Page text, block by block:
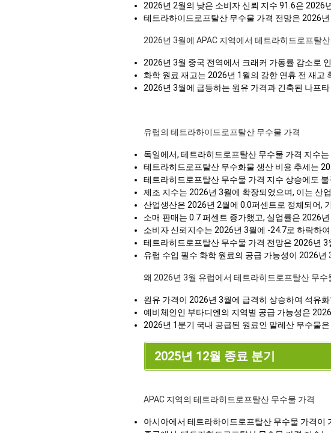
2026년 2월의 낮은 소비자 신뢰 지수 91.6은 2026
테트라하이드로프탈산 무수물 가격 전망은 2026
2026년 3월에 APAC 지역에서 테트라히드로프탈
2026년 3월 중국 전역에서 크래커 가동률 감소로
화학 원료 재고는 2026년 1월의 강한 연휴 전 재고
2026년 3월에 급등하는 원유 가격과 긴축된 나프
유럽의 테트라하이드로프탈산 무수물 가격
독일에서, 테트라히드로프탈산 무수물 가격 지수
테트라히드로프탈산 무수화물 생산 비용 추세는
테트라히드로프탈산 무수물 가격 지수 상승에도
제조 지수는 2026년 3월에 확장되었으며, 이는 산
산업생산은 2026년 2월에 0.0퍼센트로 정체되어,
소매 판매는 0.7 퍼센트 증가했고, 실업률은 2026
소비자 신뢰지수는 2026년 3월에 -24.7로 하락하
테트라히드로프탈산 무수물 가격 전망은 2026년
유럽 수입 필수 화학 원료의 공급 가능성이 2026년
왜 2026년 3월 유럽에서 테트라히드로프탈산 무수
원유 가격이 2026년 3월에 급격히 상승하여 석유
예비체인인 부타디엔의 지역별 공급 가능성은
2026년 1분기 국내 공급된 원료인 말레산 무수물
2025년 12월 종료 분기
APAC 지역의 테트라히드로프탈산 무수물 가격
아시아에서 테트라하이드로프탈산 무수물 가격이